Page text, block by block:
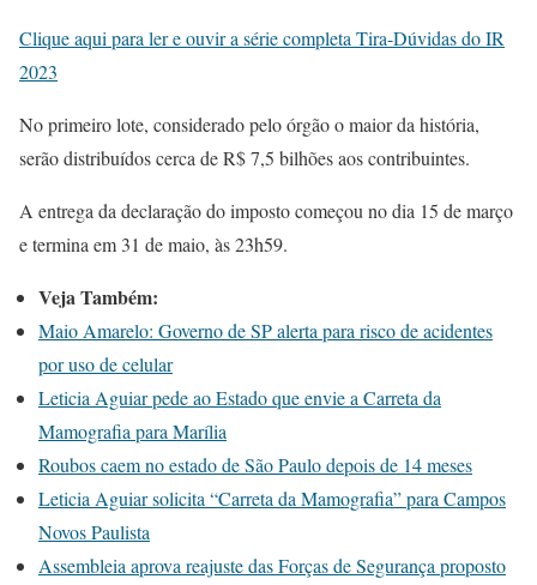
Clique aqui para ler e ouvir a série completa Tira-Dúvidas do IR
2023
No primeiro lote, considerado pelo órgão o maior da história,
serão distribuídos cerca de R$ 7,5 bilhões aos contribuintes.
A entrega da declaração do imposto começou no dia 15 de março
e termina em 31 de maio, às 23h59.
Veja Também:
Maio Amarelo: Governo de SP alerta para risco de acidentes
por uso de celular
Leticia Aguiar pede ao Estado que envie a Carreta da
Mamografia para Marília
Roubos caem no estado de São Paulo depois de 14 meses
Leticia Aguiar solicita “Carreta da Mamografia” para Campos
Novos Paulista
Assembleia aprova reajuste das Forças de Segurança proposto